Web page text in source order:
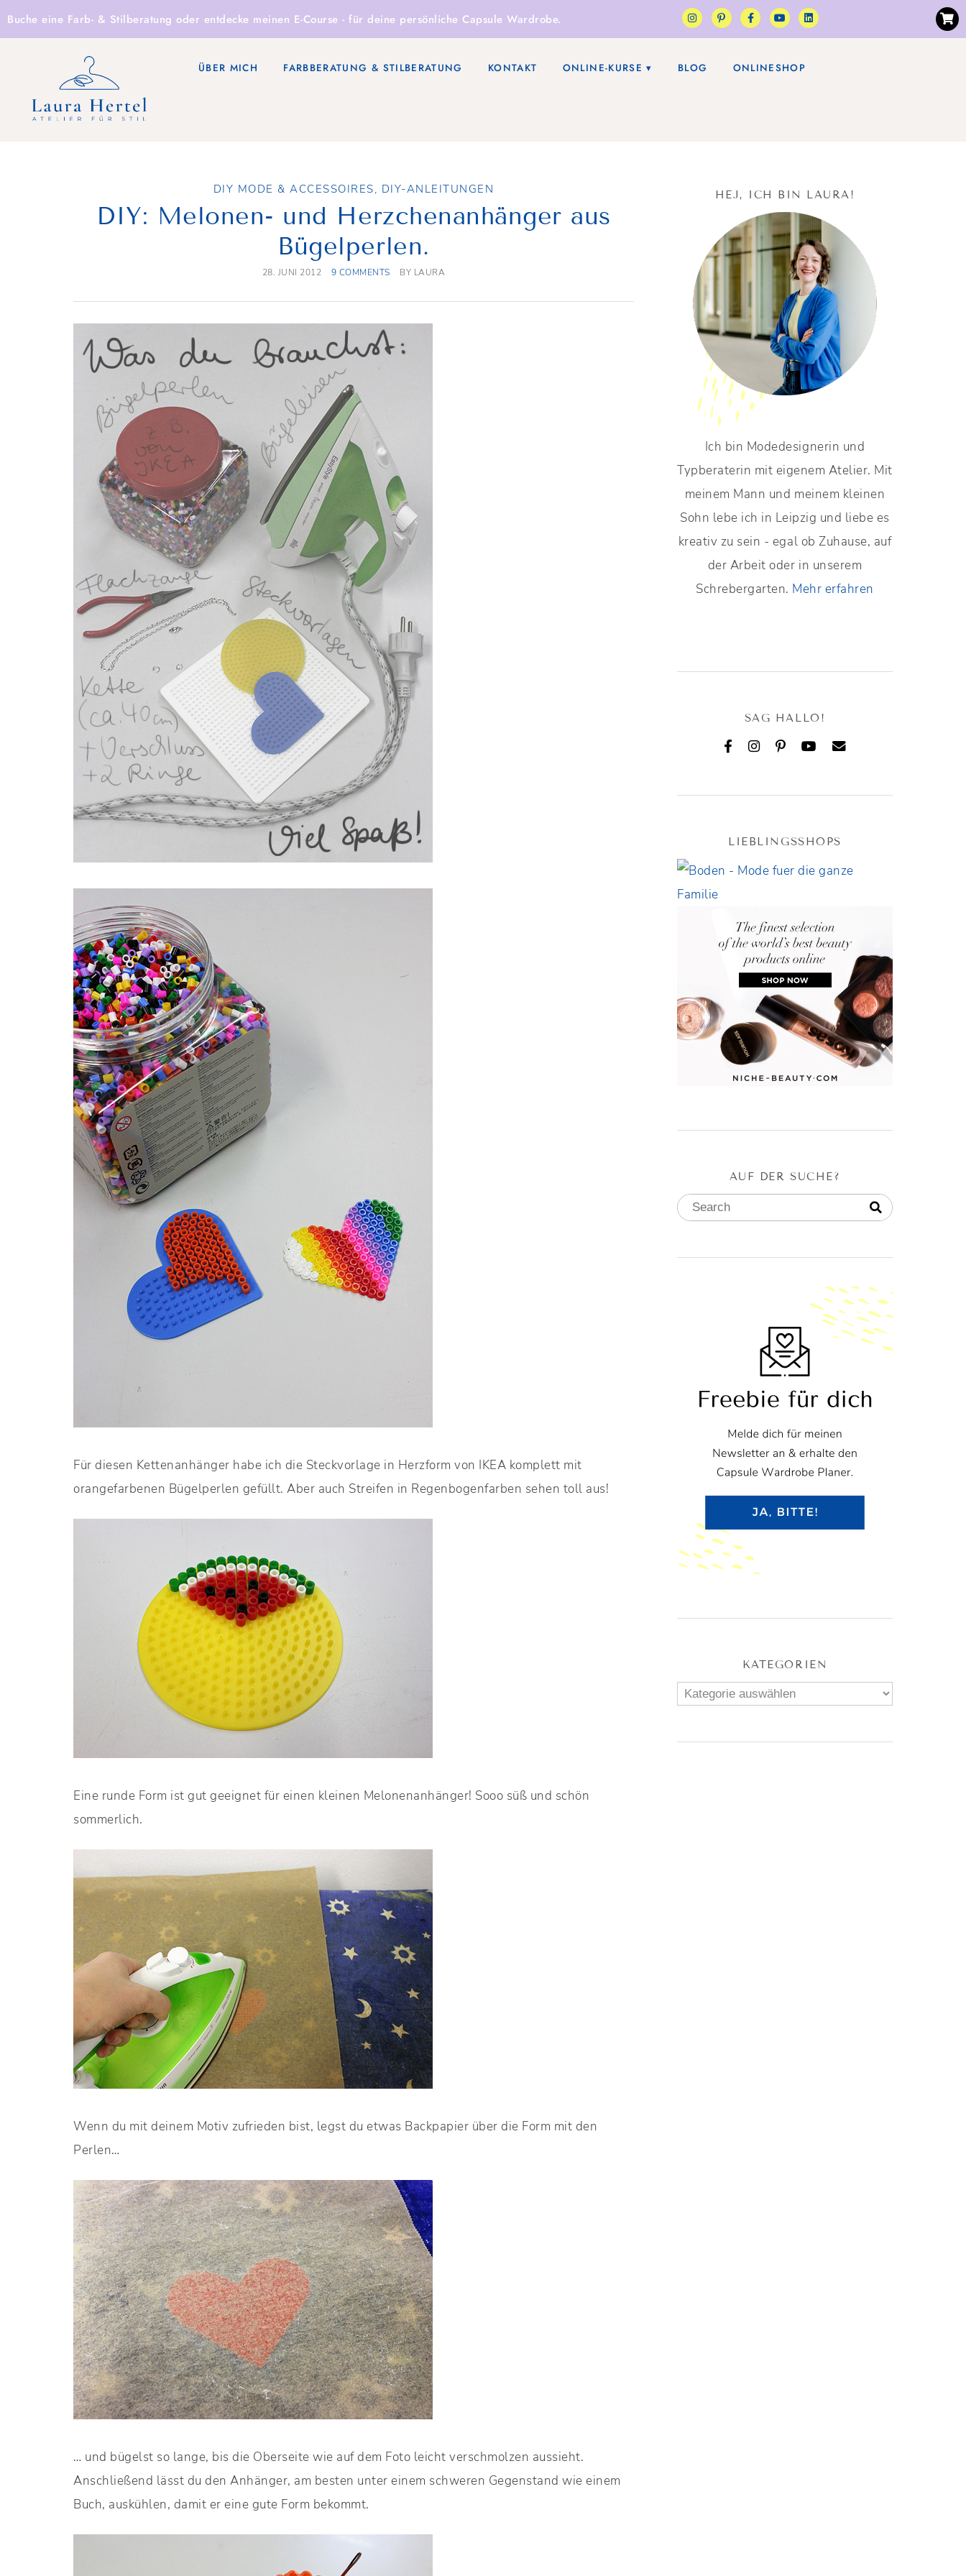
Buche eine Farb- & Stilberatung oder entdecke meinen E-Course - für deine persönliche Capsule Wardrobe.
ÜBER MICH FARBBERATUNG & STILBERATUNG KONTAKT ONLINE-KURSE BLOG ONLINESHOP
DIY MODE & ACCESSOIRES, DIY-ANLEITUNGEN
DIY: Melonen- und Herzchenanhänger aus
Bügelperlen.
28. JUNI 2012 9 COMMENTS BY LAURA
Für diesen Kettenanhänger habe ich die Steckvorlage in Herzform von IKEA komplett mit
orangefarbenen Bügelperlen gefüllt. Aber auch Streifen in Regenbogenfarben sehen toll aus!
Eine runde Form ist gut geeignet für einen kleinen Melonenanhänger! Sooo süß und schön
sommerlich.
Wenn du mit deinem Motiv zufrieden bist, legst du etwas Backpapier über die Form mit den
Perlen…
… und bügelst so lange, bis die Oberseite wie auf dem Foto leicht verschmolzen aussieht.
Anschließend lässt du den Anhänger, am besten unter einem schweren Gegenstand wie einem
Buch, auskühlen, damit er eine gute Form bekommt.
HEJ, ICH BIN LAURA!
Ich bin Modedesignerin und
Typberaterin mit eigenem Atelier. Mit
meinem Mann und meinem kleinen
Sohn lebe ich in Leipzig und liebe es
kreativ zu sein - egal ob Zuhause, auf
der Arbeit oder in unserem
Schrebergarten. Mehr erfahren
SAG HALLO!
LIEBLINGSSHOPS
AUF DER SUCHE?
KATEGORIEN